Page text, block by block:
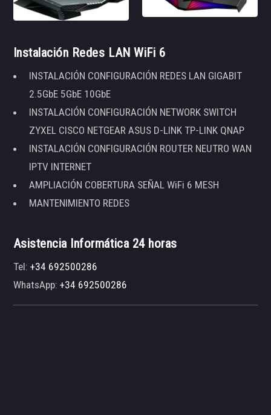
Instalación Redes LAN WiFi 6
INSTALACIÓN CONFIGURACIÓN REDES LAN GIGABIT
2.5GbE 5GbE 10GbE
INSTALACIÓN CONFIGURACIÓN NETWORK SWITCH
ZYXEL CISCO NETGEAR ASUS D-LINK TP-LINK QNAP
INSTALACIÓN CONFIGURACIÓN ROUTER NEUTRO WAN
IPTV INTERNET
AMPLIACIÓN COBERTURA SEÑAL WiFi 6 MESH
MANTENIMIENTO REDES
Asistencia Informática 24 horas
Tel:+34 692500286
WhatsApp:+34 692500286